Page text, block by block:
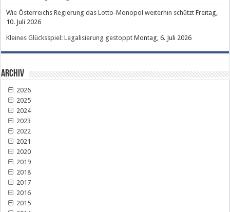
Wie Österreichs Regierung das Lotto-Monopol weiterhin schützt Freitag,
10. Juli 2026
Kleines Glücksspiel: Legalisierung gestoppt Montag, 6. Juli 2026
Archiv
2026
2025
2024
2023
2022
2021
2020
2019
2018
2017
2016
2015